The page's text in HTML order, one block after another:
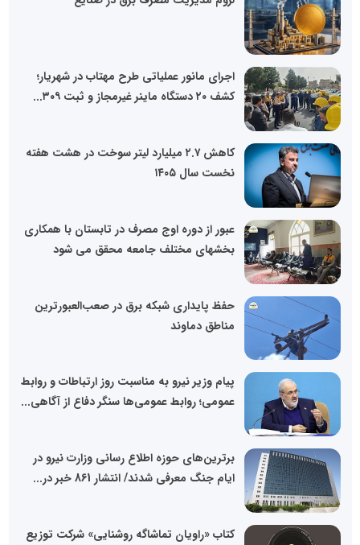
اجرای مانور عملیاتی طرح مهتاب در شهریار؛
کشف ۲۰ دستگاه ماینر غیرمجاز و ثبت ۳۰۹...
کاهش ۲.۷ میلیارد لیتر سوخت در هشت هفته
نخست سال ۱۴۰۵
عبور از دوره اوج مصرف در تابستان با همکاری
بخشهای مختلف جامعه محقق می شود
حفظ پایداری شبکه برق در صعب‌العبورترین
مناطق دماوند
پیام وزیر نیرو به مناسبت روز ارتباطات و روابط
عمومی؛ روابط عمومی‌ها سنگر دفاع از آگاهی...
برترین‌های حوزه اطلاع رسانی وزارت نیرو در
ایام جنگ معرفی شدند/ انتشار 861 خبر در...
کتاب «راویان تماشاگه روشنایی» شرکت توزیع